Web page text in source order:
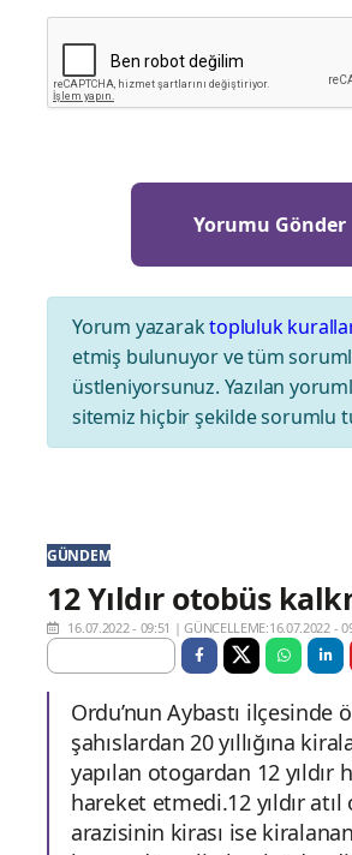
Yorum yazaraktopluluk
etmiş bulunuyor ve tüm
üstleniyorsunuz. Yazılan
sitemiz hiçbir şekilde sorumlu
GÜNDEM
12 Yıldır otobüs
16.07.2022 - 09:51 |GÜNCELLEME:16.07.2022 -
Ordu’nun Aybastı ilçesinde
şahıslardan 20 yıllığına
yapılan otogardan 12 yıldır
hareket etmedi.12 yıldır
arazisinin kirası ise